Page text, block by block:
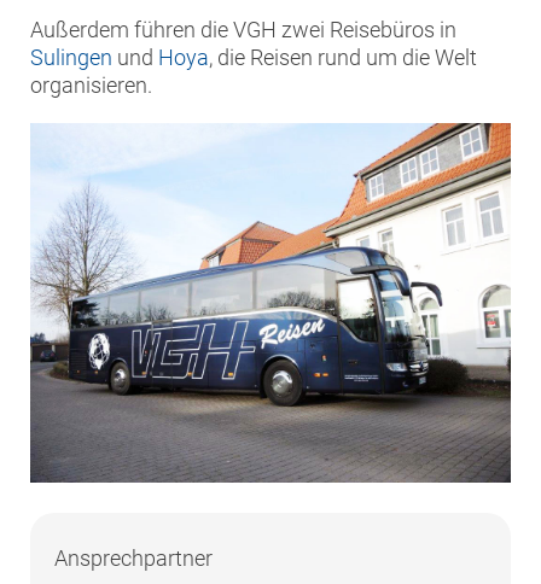
Außerdem führen die VGH zwei Reisebüros in
Sulingen und Hoya, die Reisen rund um die Welt
organisieren.
Ansprechpartner